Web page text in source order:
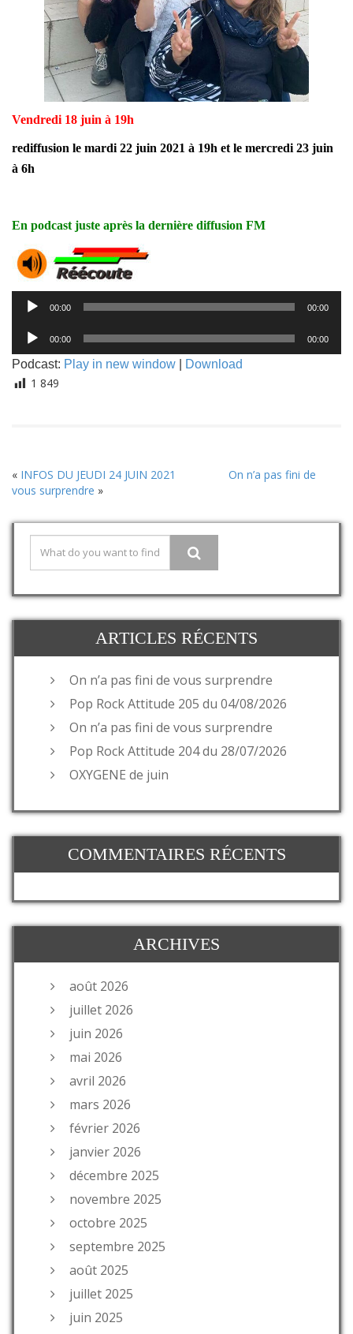
Vendredi 18 juin à 19h
rediffusion le mardi 22 juin 2021 à 19h et le mercredi 23 juin
à 6h
En podcast juste après la dernière diffusion FM
Lecteur
audio
00:00 00:00
Lecteur
audio
00:00 00:00
Podcast: Play in new window Download
1 849
« INFOS DU JEUDI 24 JUIN 2021
On n’a pas fini de
vous surprendre »
ARTICLES RÉCENTS
On n’a pas fini de vous surprendre
Pop Rock Attitude 205 du 04/08/2026
On n’a pas fini de vous surprendre
Pop Rock Attitude 204 du 28/07/2026
OXYGENE de juin
COMMENTAIRES RÉCENTS
ARCHIVES
août 2026
juillet 2026
juin 2026
mai 2026
avril 2026
mars 2026
février 2026
janvier 2026
décembre 2025
novembre 2025
octobre 2025
septembre 2025
août 2025
juillet 2025
juin 2025